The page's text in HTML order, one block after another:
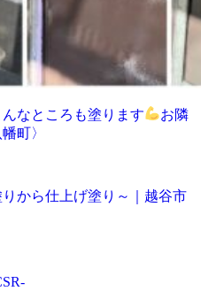
んなところも塗ります
お隣
町〉
から仕上げ塗り～｜越谷市